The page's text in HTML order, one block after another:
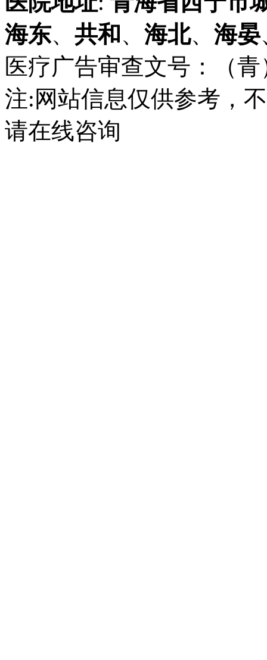
海东、 共和 、 海北、 海晏
医疗广告审查文号：（
注:网站信息仅供参考，
请在线咨询